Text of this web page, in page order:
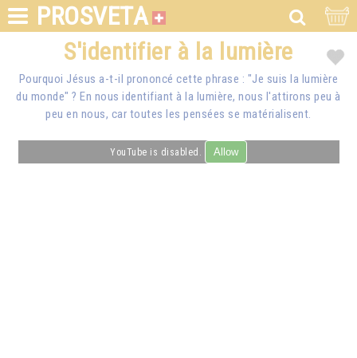
PROSVETA
S'identifier à la lumière
Pourquoi Jésus a-t-il prononcé cette phrase : "Je suis la lumière
du monde" ? En nous identifiant à la lumière, nous l'attirons peu à
peu en nous, car toutes les pensées se matérialisent.
YouTube is disabled. Allow